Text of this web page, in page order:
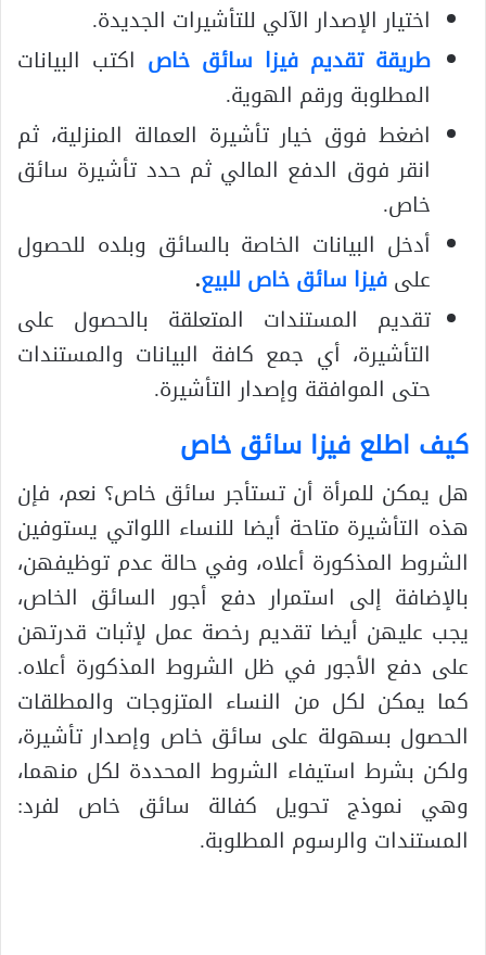
اختيار الإصدار الآلي للتأشيرات الجديدة.
طريقة تقديم فيزا سائق خاص اكتب البيانات
المطلوبة ورقم الهوية.
اضغط فوق خيار تأشيرة العمالة المنزلية، ثم
انقر فوق الدفع المالي ثم حدد تأشيرة سائق
خاص.
أدخل البيانات الخاصة بالسائق وبلده للحصول
علىفيزا سائق خاص للبيع.
تقديم المستندات المتعلقة بالحصول على
التأشيرة، أي جمع كافة البيانات والمستندات
حتى الموافقة وإصدار التأشيرة.
كيف اطلع فيزا سائق خاص
هل يمكن للمرأة أن تستأجر سائق خاص؟ نعم، فإن
هذه التأشيرة متاحة أيضا للنساء اللواتي يستوفين
الشروط المذكورة أعلاه، وفي حالة عدم توظيفهن،
بالإضافة إلى استمرار دفع أجور السائق الخاص،
يجب عليهن أيضا تقديم رخصة عمل لإثبات قدرتهن
على دفع الأجور في ظل الشروط المذكورة أعلاه.
كما يمكن لكل من النساء المتزوجات والمطلقات
الحصول بسهولة على سائق خاص وإصدار تأشيرة،
ولكن بشرط استيفاء الشروط المحددة لكل منهما،
وهي نموذج تحويل كفالة سائق خاص لفرد:
المستندات والرسوم المطلوبة.